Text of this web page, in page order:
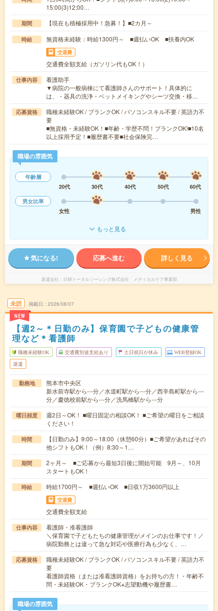
15:00(3)12:00…
期間 【現在も積極採用中！急募！】■2カ月～
時給 無資格未経験：時給1300円～ ■週払いOK ■扶養内OK
交通費
交通費全額支給（ガソリン代もOK！）
仕事内容
看護助手
▼病院の一般病棟にて看護師さんのサポート！具体的に
は、・器具の洗浄・ベットメイキングやシーツ交換・移…
応募資格
職種未経験OK / ブランクOK / パソコンスキル不要 / 英語力不
要
■無資格・未経験OK！■年齢・学歴不問！ブランクOK!■10名
以上採用予定！■履歴書不要■社会保険完…
職場の雰囲気
年齢層
20代
30代 40代 50代
60代
男女比率
女性
男性
もっと見る
気になる! 応募へ進む 詳しく見る
派遣会社 日研トータルソーシング株式会社 メディカルケア事業部
未読
NEW
掲載日 2026/08/07
【週2～＊日勤のみ】保育園で子どもの健康管
理など＊看護師
職種未経験OK 交通費別途支給あり 土日祝日が休み WEB登録OK
派遣
勤務地
熊本市中央区
新水前寺駅から---分／水道町駅から---分／西辛島町駅から---
分／慶徳校前駅から---分／洗馬橋駅から---分
曜日頻度
週2日～OK！ ■曜日固定の相談OK！ ■ご希望の曜日をご相談
ください！
時間
【日勤のみ】9:00～18:00（休憩60分）■ご希望があればその
他シフトもOK！（例）8:30～1…
期間
2ヶ月～ ■ご応募から最短3日後に開始可能 9月～、10月
スタートもOK！
時給 時給1700円～ ■週払いOK ■日収1万3600円以上
交通費
交通費全額支給
仕事内容
看護師・准看護師
＼保育園で子どもたちの健康管理がメインのお仕事です！／
病院勤務とは違って急な対応や医療行為も少なく、…
応募資格
職種未経験OK / ブランクOK / パソコンスキル不要 / 英語力不
要
看護師資格（または准看護師資格）をお持ちの方！・年齢不
問・未経験OK・ブランクOK※志望動機や履歴書…
職場の雰囲気